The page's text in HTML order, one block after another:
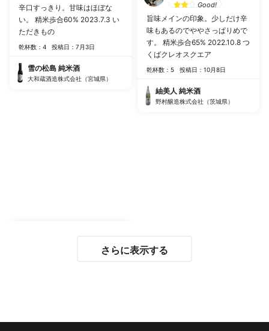
辛口すっきり。甘味はほぼな
い。 精米歩合60% 2023.7.3 い
ただきもの
乾杯数：4 投稿日：7月3日
雪の松島 純米酒
大和蔵酒造株式会社（宮城県）
Good!
旨味メインの印象。少しだけ辛
味もあるのでややさっぱりめで
す。 精米歩合65% 2022.10.8 つ
くばクレオスクエア
乾杯数：5 投稿日：10月8日
紬美人 純米酒
野村醸造株式会社（茨城県）
さらに表示する